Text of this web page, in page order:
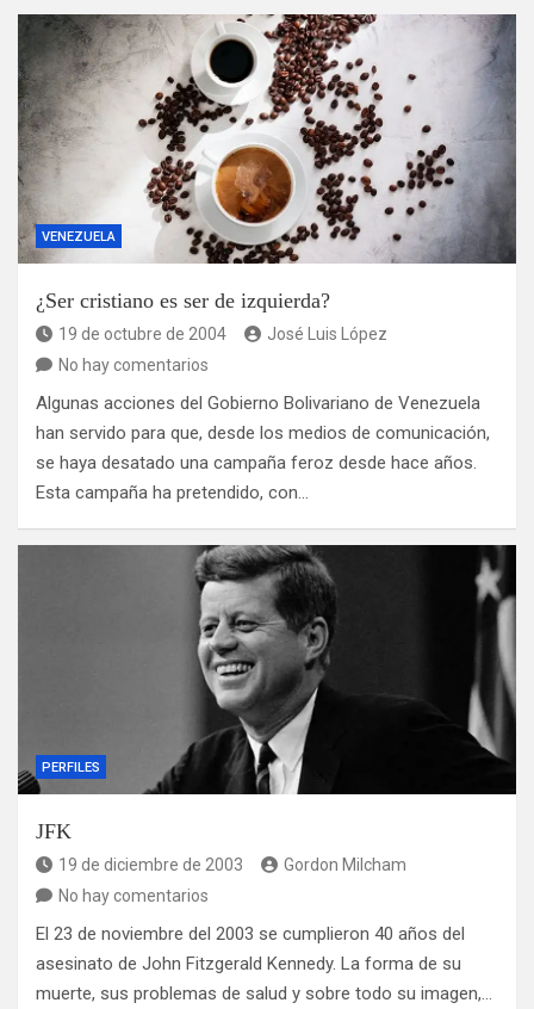
VENEZUELA
¿Ser cristiano es ser de izquierda?
19 de octubre de 2004
José Luis López
No hay comentarios
Algunas acciones del Gobierno Bolivariano de Venezuela
han servido para que, desde los medios de comunicación,
se haya desatado una campaña feroz desde hace años.
Esta campaña ha pretendido, con…
PERFILES
JFK
19 de diciembre de 2003
Gordon Milcham
No hay comentarios
El 23 de noviembre del 2003 se cumplieron 40 años del
asesinato de John Fitzgerald Kennedy. La forma de su
muerte, sus problemas de salud y sobre todo su imagen,…